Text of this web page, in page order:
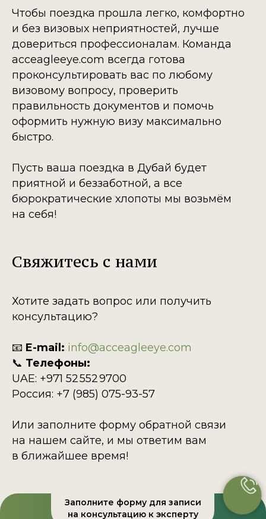
Чтобы поездка прошла легко, комфортно
и без визовых неприятностей, лучше
довериться профессионалам. Команда
acceagleeye.com всегда готова
проконсультировать вас по любому
визовому вопросу, проверить
правильность документов и помочь
оформить нужную визу максимально
быстро.
Пусть ваша поездка в Дубай будет
приятной и беззаботной, а все
бюрократические хлопоты мы возьмём
на себя!
Свяжитесь с нами
Хотите задать вопрос или получить
консультацию?
📧 E-mail: info@acceagleeye.com
📞 Телефоны:
UAE: +971 52 552 9700
Россия: +7 (985) 075-93-57
Или заполните форму обратной связи
на нашем сайте, и мы ответим вам
в ближайшее время!
Заполните форму для записи
на консультацию к эксперту